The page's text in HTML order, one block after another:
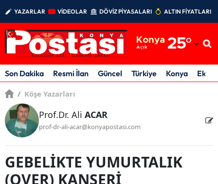
YAZARLAR VİDEOLAR DÖVİZ PİYASALARI ALTIN FİYATLARI
Konya
Açık 25°
Adıyaman
Afyonkarahisar
Antalya
Artvin
Son Dakika Resmi İlan Güncel Türkiye Konya
/ Köşe Yazarları
Prof.Dr. Ali ACAR
prof-dr-ali-acar@konyapostasi.com
GEBELİKTE YUMURTALIK
(OVER) KANSERİ